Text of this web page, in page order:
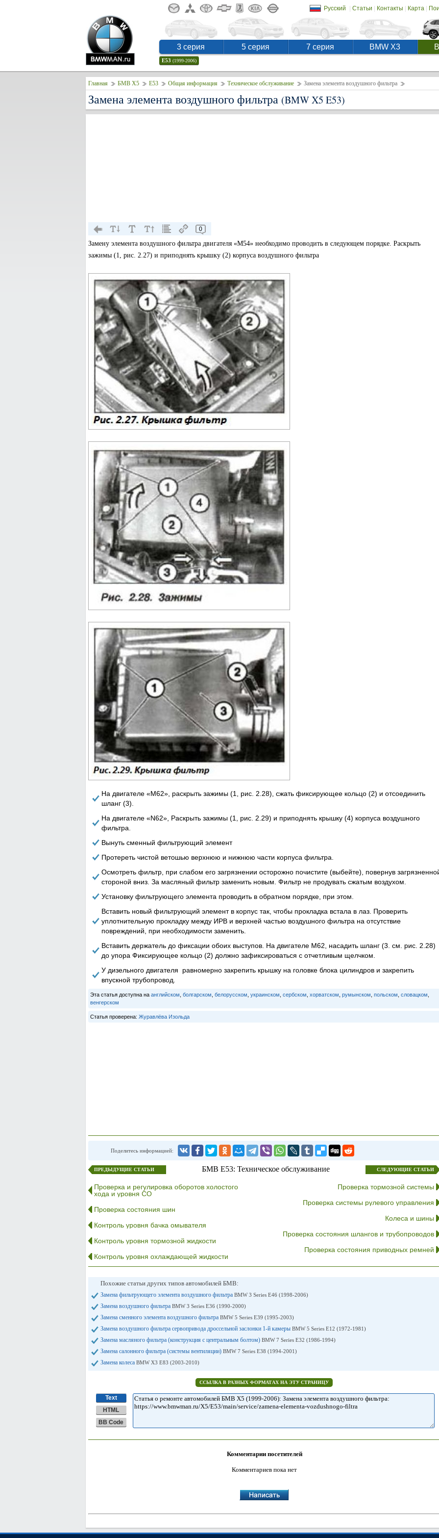
Русский | Статьи | Контакты | Карта|
3 серия 5 серия 7 серия BMW X3
E53 (1999-2006)
Главная БМВ Х5 E53 Общая информация Техническое обслуживание Замена элемента воздушного фильтра
Замена элемента воздушного фильтра (BMW X5 E53)
0
Замену элемента воздушного фильтра двигателя «М54» необходимо проводить в следующем порядке. Раскрыть
зажимы (1, рис. 2.27) и приподнять крышку (2) корпуса воздушного фильтра
На двигателе «М62», раскрыть зажимы (1, рис. 2.28), сжать фиксирующее кольцо (2) и отсоединить
шланг (3).
На двигателе «N62», Раскрыть зажимы (1, рис. 2.29) и приподнять крышку (4) корпуса воздушного
фильтра.
Вынуть сменный фильтрующий элемент
Протереть чистой ветошью верхнюю и нижнюю части корпуса фильтра.
Осмотреть фильтр, при слабом его загрязнении осторожно почистите (выбейте), повернув
стороной вниз. За масляный фильтр заменить новым. Фильтр не продувать сжатым воздухом.
Установку фильтрующего элемента проводить в обратном порядке, при этом.
Вставить новый фильтрующий элемент в корпус так, чтобы прокладка встала в лаз. Проверить
уплотнительную прокладку между ИРВ и верхней частью воздушного фильтра на отсутствие
повреждений, при необходимости заменить.
Вставить держатель до фиксации обоих выступов. На двигателе М62, насадить шланг (3. см. рис. 2.28)
до упора Фиксирующее кольцо (2) должно зафиксироваться с отчетливым щелчком.
У дизельного двигателя равномерно закрепить крышку на головке блока цилиндров и закрепить
впускной трубопровод.
Эта статья доступна на английском болгарском белорусском украинском сербском хорватском румынском польском словацком
венгерском
Статья проверена: Журавлёва Изольда
Поделитесь информацией:
ПРЕДЫДУЩИЕ СТАТЬИ БМВ E53: Техническое обслуживание СЛЕДУЮЩИЕ СТАТЬИ
Проверка и регулировка оборотов холостого
хода и уровня CO
Проверка состояния шин
Контроль уровня бачка омывателя
Контроль уровня тормозной жидкости
Контроль уровня охлаждающей жидкости
Проверка тормозной системы
Проверка системы рулевого управления
Колеса и шины
Проверка состояния шлангов и трубопроводов
Проверка состояния приводных ремней
Похожие статьи других типов автомобилей БМВ:
Замена фильтрующего элемента воздушного фильтра BMW 3 Series E46 (1998-2006)
Замена воздушного фильтра BMW 3 Series E36 (1990-2000)
Замена сменного элемента воздушного фильтра BMW 5 Series E39 (1995-2003)
Замена воздушного фильтра сервопривода дроссельной заслонки 1-й камеры BMW 5 Series E12 (1972-1981)
Замена масляного фильтра (конструкция с центральным болтом) BMW 7 Series E32 (1986-1994)
Замена салонного фильтра (системы вентиляции) BMW 7 Series E38 (1994-2001)
Замена колеса BMW X3 E83 (2003-2010)
ССЫЛКА В РАЗНЫХ ФОРМАТАХ НА ЭТУ СТРАНИЦУ
Text
HTML
BB Code
Комментарии посетителей
Комментариев пока нет